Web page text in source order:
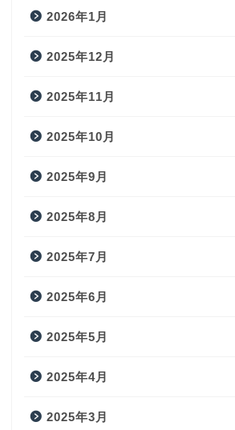
2026年1月
2025年12月
2025年11月
2025年10月
2025年9月
2025年8月
2025年7月
2025年6月
2025年5月
2025年4月
2025年3月